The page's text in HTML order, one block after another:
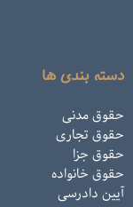
دسته بندی ها
حقوق مدنی
حقوق تجاری
حقوق جزا
حقوق خانواده
آیین دادرسی